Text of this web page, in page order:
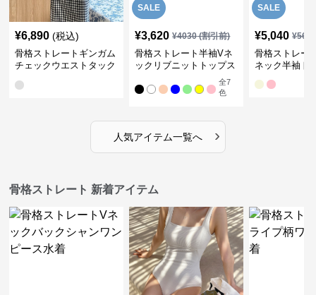
¥6,890 (税込)
骨格ストレートギンガム
チェックウエストタック
SALE
¥3,620 ¥4030(割引前)
骨格ストレート半袖Vネ
ックリブニットトップス
全7
色
SALE
¥5,040 ¥
骨格ストレー
ネック半袖ト
人気アイテム一覧へ ›
骨格ストレート 新着アイテム